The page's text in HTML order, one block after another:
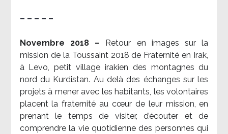
– – – – –
Novembre 2018 –
Retour en images sur la
mission de la Toussaint 2018 de Fraternité en Irak,
à Levo, petit village irakien des montagnes du
nord du Kurdistan. Au delà des échanges sur les
projets à mener avec les habitants, les volontaires
placent la fraternité au cœur de leur mission, en
prenant le temps de visiter, d’écouter et de
comprendre la vie quotidienne des personnes qui